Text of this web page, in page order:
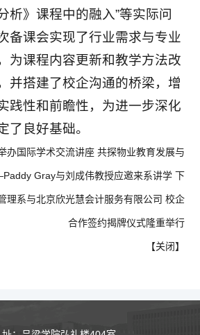
析》课程中的融入”等实际问
备课会实现了行业需求与专业
为课程内容更新和教学方法改
并搭建了校企沟通的桥梁，增
践性和前瞻性，为进一步深化
了良好基础。
办国际学术交流讲座 共探物业教育发展与
Gray与刘成伟教授应邀来系讲学下
理系与北京欣光慧会计服务有限公司 校企
合作签约揭牌仪式隆重举行
【关闭】